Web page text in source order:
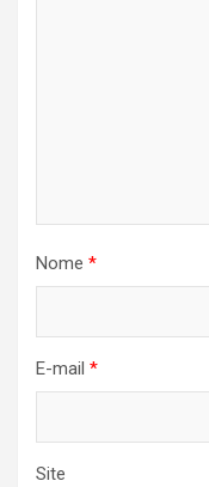
Nome *
E-mail *
Site